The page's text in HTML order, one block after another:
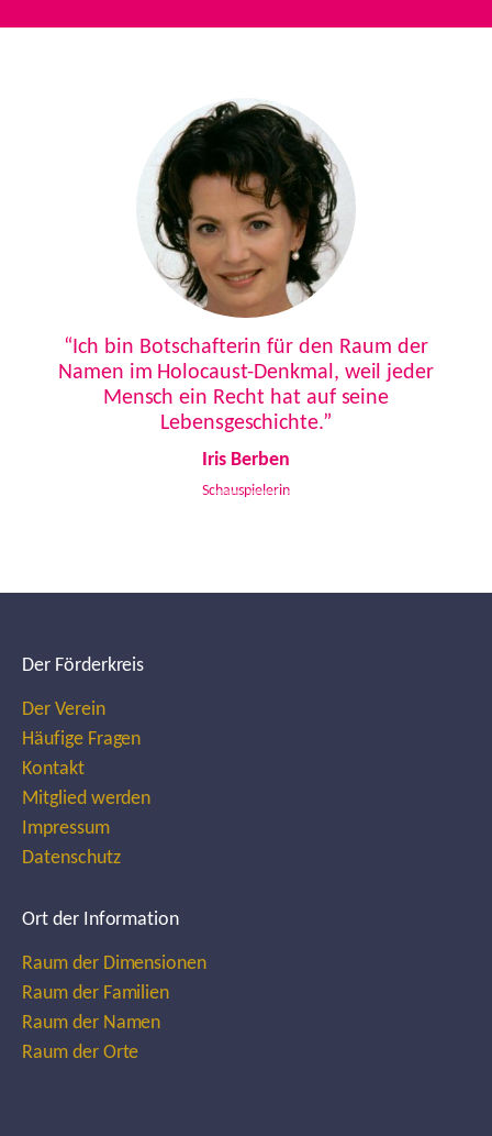
“Ich bin Botschafterin für den Raum der
Namen im Holocaust-Denkmal, weil jeder
Mensch ein Recht hat auf seine
Lebensgeschichte.”
Iris Berben
Schauspielerin
Der Förderkreis
Der Verein
Häufige Fragen
Kontakt
Mitglied werden
Impressum
Datenschutz
Ort der Information
Raum der Dimensionen
Raum der Familien
Raum der Namen
Raum der Orte